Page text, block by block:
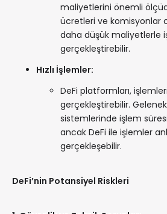
maliyetlerini önemli
ücretleri ve komisyonlar
daha düşük maliyetlerle
gerçekleştirebilir.
Hızlı İşlemler:
DeFi platformları,
gerçekleştirebilir.
sistemlerinde işlem
ancak DeFi ile işlemler
gerçekleşebilir.
DeFi’nin Potansiyel Riskleri